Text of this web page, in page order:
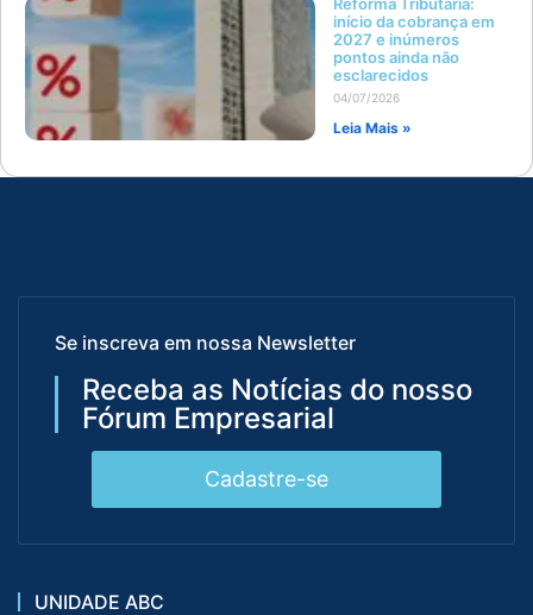
início da cobrança em
2027 e inúmeros
pontos ainda não
esclarecidos
04/07/2026
Leia Mais »
Se inscreva em nossa Newsletter
Receba as Notícias do nosso
Fórum Empresarial
Cadastre-se
UNIDADE ABC